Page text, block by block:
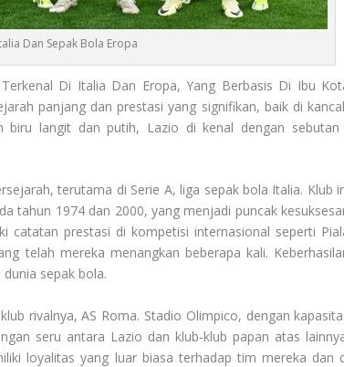
Dan Sepak Bola Eropa
Di Italia Dan Eropa, Yang Berbasis Di Ibu
panjang dan prestasi yang signifikan, baik di
biru langit dan putih, Lazio di kenal dengan sebutan
terutama di Serie A, liga sepak bola Italia. Klub
tahun 1974 dan 2000, yang menjadi puncak
catatan prestasi di kompetisi internasional seperti
telah mereka menangkan beberapa kali.
sepak bola.
rivalnya, AS Roma. Stadio Olimpico, dengan
seru antara Lazio dan klub-klub papan atas
loyalitas yang luar biasa terhadap tim mereka dan